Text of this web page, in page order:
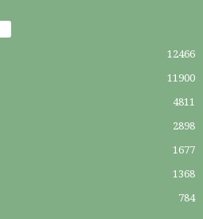
12466
11900
4811
2898
1677
1368
784